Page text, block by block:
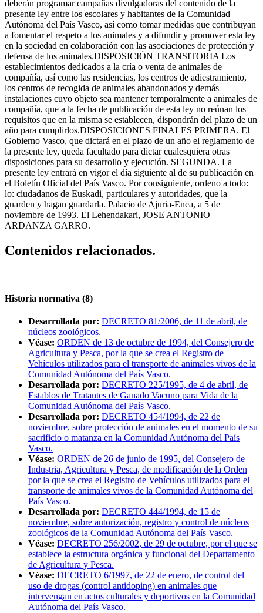
Contenidos relacionados.
Historia normativa (8)
Desarrollada por: DECRETO 81/2006, de 11 de abril, de
núcleos zoológicos.
Véase: ORDEN de 13 de octubre de 1994, del Consejero de
Agricultura y Pesca, por la que se crea el Registro de
Vehículos utilizados para el transporte de animales vivos de la
Comunidad Autónoma del País Vasco.
Desarrollada por: DECRETO 225/1995, de 4 de abril, de
Establos de Tratantes de Ganado Vacuno para Vida de la
Comunidad Autónoma del País Vasco.
Desarrollada por: DECRETO 454/1994, de 22 de
noviembre, sobre protección de animales en el momento de su
sacrificio o matanza en la Comunidad Autónoma del País
Vasco.
Véase: ORDEN de 26 de junio de 1995, del Consejero de
Industria, Agricultura y Pesca, de modificación de la Orden
por la que se crea el Registro de Vehículos utilizados para el
transporte de animales vivos de la Comunidad Autónoma del
País Vasco.
Desarrollada por: DECRETO 444/1994, de 15 de
noviembre, sobre autorización, registro y control de núcleos
zoológicos de la Comunidad Autónoma del País Vasco.
Véase: DECRETO 256/2002, de 29 de octubre, por el que se
establece la estructura orgánica y funcional del Departamento
de Agricultura y Pesca.
Véase: DECRETO 6/1997, de 22 de enero, de control del
uso de drogas (control antidoping) en animales que
intervengan en actos culturales y deportivos en la Comunidad
Autónoma del País Vasco.